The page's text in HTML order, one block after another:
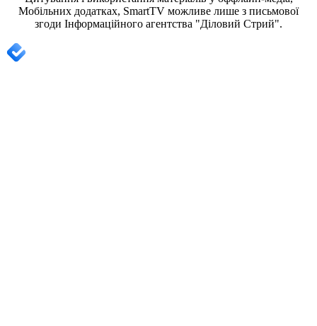
Мобільних додатках, SmartTV можливе лише з письмової
згоди Інформаційного агентства "Діловий Стрий".